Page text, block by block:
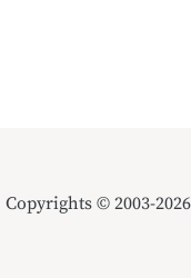
Copyrights © 2003-2026